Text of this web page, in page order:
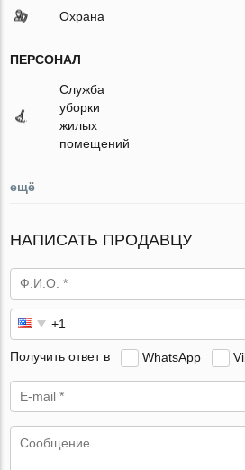
Охрана
ПЕРСОНАЛ
Служба
уборки
жилых
помещений
ещё
НАПИСАТЬ ПРОДАВЦУ
Получить ответ в WhatsApp